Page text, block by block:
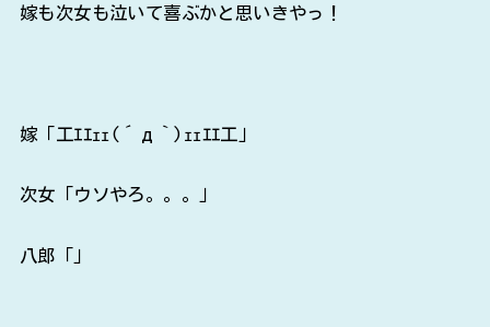
嫁も次女も泣いて喜ぶかと思いきやっ！
嫁「工ｴｴｪｪ(´д｀)ｪｪｴｴ工」
次女「ウソやろ。。。」
八郎「」